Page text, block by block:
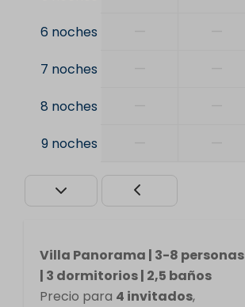
6 noches
7 noches
8 noches
9 noches
Villa Panorama | 3-8 personas
| 3 dormitorios | 2,5 baños
Precio para 4 invitados,